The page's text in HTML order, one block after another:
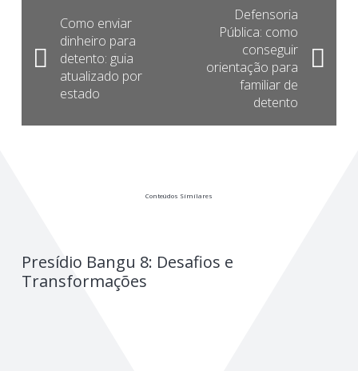
Como enviar
dinheiro para
detento: guia
atualizado por
estado
Defensoria
Pública: como
conseguir
orientação para
familiar de
detento
Conteúdos Similares
Presídio Bangu 8: Desafios e
Transformações